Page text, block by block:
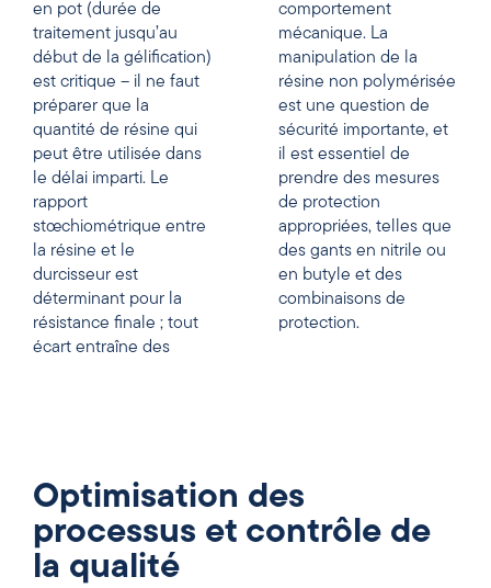
en pot (durée de
traitement jusqu’au
début de la gélification)
est critique – il ne faut
préparer que la
quantité de résine qui
peut être utilisée dans
le délai imparti. Le
rapport
stœchiométrique entre
la résine et le
durcisseur est
déterminant pour la
résistance finale ; tout
écart entraîne des
comportement
mécanique. La
manipulation de la
résine non polymérisée
est une question de
sécurité importante, et
il est essentiel de
prendre des mesures
de protection
appropriées, telles que
des gants en nitrile ou
en butyle et des
combinaisons de
protection.
Optimisation des
processus et contrôle de
la qualité